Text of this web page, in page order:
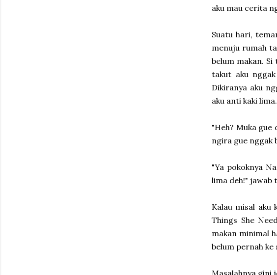
aku mau cerita
Suatu hari,
menuju rumah
belum makan.
takut aku
Dikiranya aku
aku anti kaki lima.
"Heh? Muka gue
ngira gue nggak
"Ya pokoknya
lima deh!" jawab
Kalau misal aku
Things She
makan minimal
belum pernah ke
Masalahnya gini